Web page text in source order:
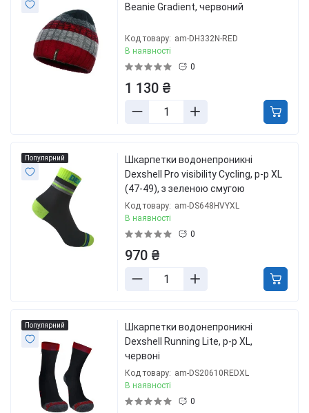
Beanie Gradient, червоний
Код товару: am-DH332N-RED
В наявності
0
1 130 ₴
Популярний
Шкарпетки водонепроникні
Dexshell Pro visibility Cycling, р-р XL
(47-49), з зеленою смугою
Код товару: am-DS648HVYXL
В наявності
0
970 ₴
Популярний
Шкарпетки водонепроникні
Dexshell Running Lite, р-р XL,
червоні
Код товару: am-DS20610REDXL
В наявності
0